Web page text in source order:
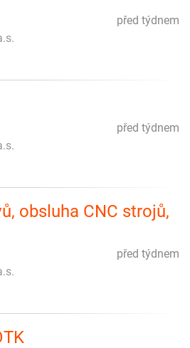
před týdnem
před týdnem
obsluha CNC strojů,
před týdnem